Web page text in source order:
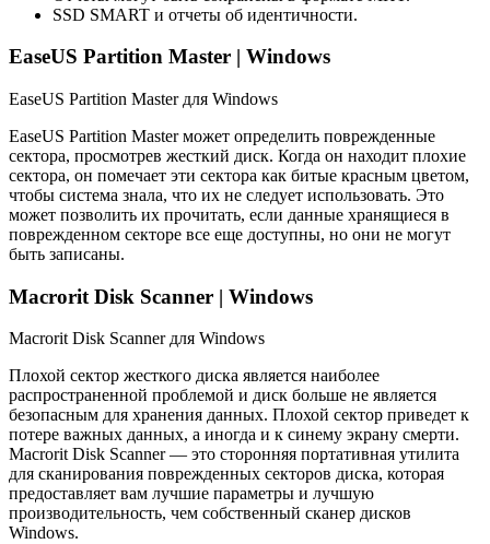
SSD SMART и отчеты об идентичности.
EaseUS Partition Master | Windows
EaseUS Partition Master для Windows
EaseUS Partition Master может определить поврежденные
сектора, просмотрев жесткий диск. Когда он находит плохие
сектора, он помечает эти сектора как битые красным цветом,
чтобы система знала, что их не следует использовать. Это
может позволить их прочитать, если данные хранящиеся в
поврежденном секторе все еще доступны, но они не могут
быть записаны.
Macrorit Disk Scanner | Windows
Macrorit Disk Scanner для Windows
Плохой сектор жесткого диска является наиболее
распространенной проблемой и диск больше не является
безопасным для хранения данных. Плохой сектор приведет к
потере важных данных, а иногда и к синему экрану смерти.
Macrorit Disk Scanner — это сторонняя портативная утилита
для сканирования поврежденных секторов диска, которая
предоставляет вам лучшие параметры и лучшую
производительность, чем собственный сканер дисков
Windows.